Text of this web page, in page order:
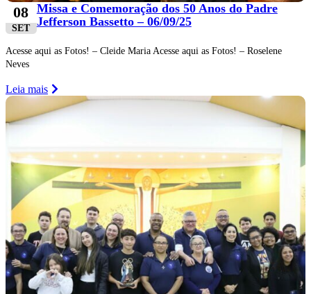
08
SET
Missa e Comemoração dos 50 Anos do Padre
Jefferson Bassetto – 06/09/25
Acesse aqui as Fotos! – Cleide Maria Acesse aqui as Fotos! – Roselene
Neves
Leia mais